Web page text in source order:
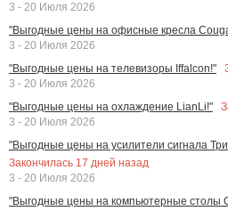
3 - 20 Июля 2026
"Выгодные цены на офисные кресла
3 - 20 Июля 2026
"Выгодные цены на телевизоры Iffalcon!"
3 - 20 Июля 2026
"Выгодные цены на охлаждение LianLi!"
3 - 20 Июля 2026
"Выгодные цены на усилители сигнала
Закончилась 17 дней назад
3 - 20 Июля 2026
"Выгодные цены на компьютерные столы